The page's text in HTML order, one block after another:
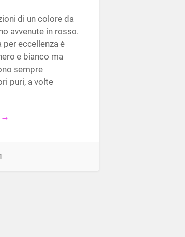
di un colore da
avvenute in rosso.
eccellenza è
e bianco ma
sempre
puri, a volte
→